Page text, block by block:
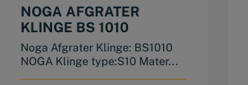
NOGA AFGRATER
KLINGE BS 1010
Noga Afgrater Klinge: BS1010
NOGA Klinge type:S10 Mater...